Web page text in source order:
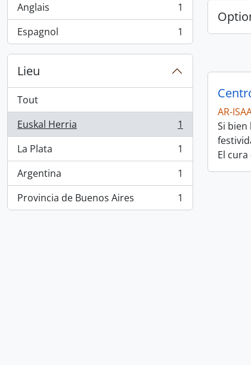
Anglais
, 1 résultats
1
Espagnol
, 1 résultats 1
Lieu
Tout
Euskal Herria
, 1 résultats
1
La Plata
, 1 résultats
1
Argentina
, 1 résultats
1
Provincia de Buenos Aires
, 1 résultats 1
AR-
Si
El